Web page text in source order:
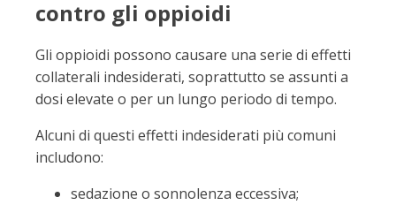
contro gli oppioidi
Gli oppioidi possono causare una serie di effetti
collaterali indesiderati, soprattutto se assunti a
dosi elevate o per un lungo periodo di tempo.
Alcuni di questi effetti indesiderati più comuni
includono:
sedazione o sonnolenza eccessiva;